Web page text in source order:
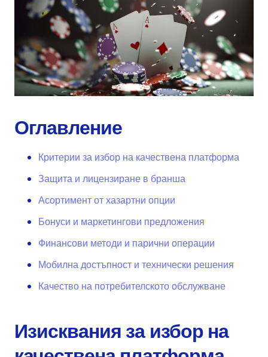
Оглавление
Критерии за избор на качествена платформа
Защита и лицензиране в бранша
Асортимент от хазартни опции
Бонуси и маркетингови предложения
Финансови методи и парични операции
Мобилна достъпност и технически решения
Качество на потребителското обслужване
Изисквания за избор на